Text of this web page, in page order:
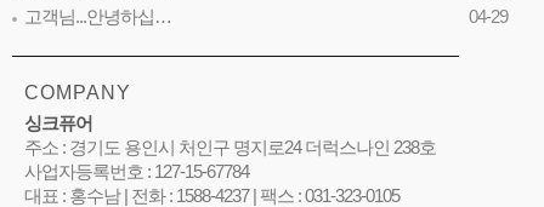
고객님...안녕하십…
04-29
COMPANY
싱크퓨어
주소 : 경기도 용인시 처인구 명지로24 더럭스나인 238호
사업자등록번호 : 127-15-67784
대표 : 홍수남 | 전화 : 1588-4237 | 팩스 : 031-323-0105